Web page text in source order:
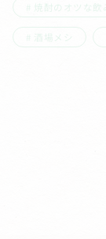
焼酎のオツな飲
酒場メシ